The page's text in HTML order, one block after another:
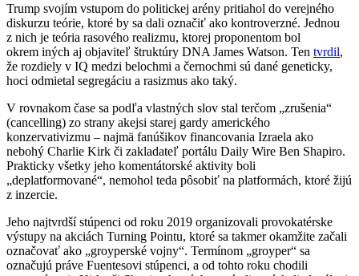
Trump svojím vstupom do politickej arény pritiahol do verejného
diskurzu teórie, ktoré by sa dali označiť ako kontroverzné. Jednou
z nich je teória rasového realizmu, ktorej proponentom bol
okrem iných aj objaviteľ štruktúry DNA James Watson. Ten tvrdil,
že rozdiely v IQ medzi belochmi a černochmi sú dané geneticky,
hoci odmietal segregáciu a rasizmus ako taký.
V rovnakom čase sa podľa vlastných slov stal terčom „zrušenia“
(cancelling) zo strany akejsi starej gardy amerického
konzervativizmu – najmä fanúšikov financovania Izraela ako
nebohý Charlie Kirk či zakladateľ portálu Daily Wire Ben Shapiro.
Prakticky všetky jeho komentátorské aktivity boli
„deplatformované“, nemohol teda pôsobiť na platformách, ktoré žijú
z inzercie.
Jeho najtvrdší stúpenci od roku 2019 organizovali provokatérske
výstupy na akciách Turning Pointu, ktoré sa takmer okamžite začali
označovať ako „groyperské vojny“. Termínom „groyper“ sa
označujú práve Fuentesovi stúpenci, a od tohto roku chodili